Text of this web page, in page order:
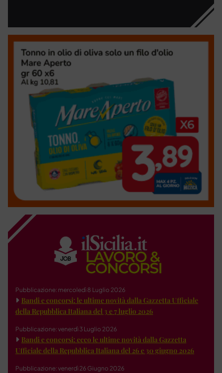
Pubblicazione: mercoledì 8 Luglio 2026
Bandi e concorsi: le ultime novità dalla Gazzetta Ufficiale
della Repubblica Italiana del 3 e 7 luglio 2026
Pubblicazione: venerdì 3 Luglio 2026
Bandi e concorsi: ecco le ultime novità dalla Gazzetta
Ufficiale della Repubblica Italiana del 26 e 30 giugno 2026
Pubblicazione: venerdì 26 Giugno 2026